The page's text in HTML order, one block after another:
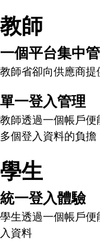
教師
一個平台集中
教師省卻向供應商
單一登入管理
教師透過一個帳戶便
多個登入資料的負擔
學生
統一登入體驗
學生透過一個帳戶
入資料